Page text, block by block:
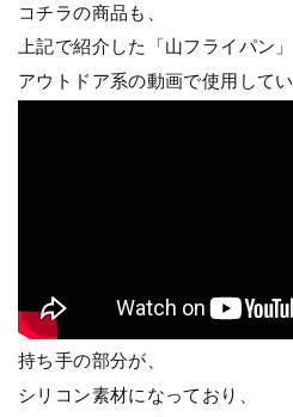
コチラの商品も、
上記で紹介した「山フライパン」
アウトドア系の動画で使用してい
持ち手の部分が、
シリコン素材になっており、